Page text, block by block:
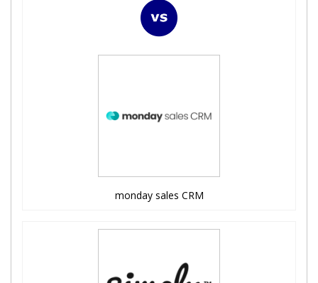
monday sales CRM